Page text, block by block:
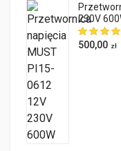
230V
500,00 zł